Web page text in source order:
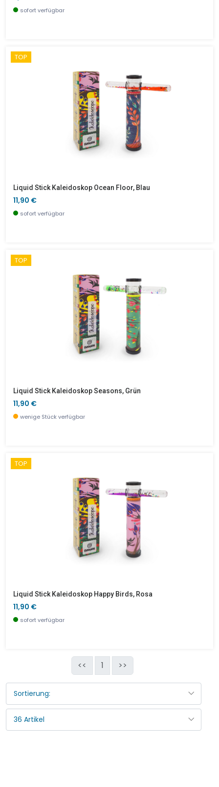
sofort verfügbar
TOP
Liquid Stick Kaleidoskop Ocean Floor, Blau
11,90 €
sofort verfügbar
TOP
Liquid Stick Kaleidoskop Seasons, Grün
11,90 €
wenige Stück verfügbar
TOP
Liquid Stick Kaleidoskop Happy Birds, Rosa
11,90 €
sofort verfügbar
<< 1 >>